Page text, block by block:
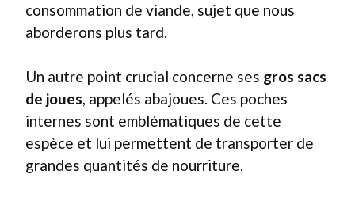
consommation de viande, sujet que nous
aborderons plus tard.
Un autre point crucial concerne ses gros sacs
de joues, appelés abajoues. Ces poches
internes sont emblématiques de cette
espèce et lui permettent de transporter de
grandes quantités de nourriture.